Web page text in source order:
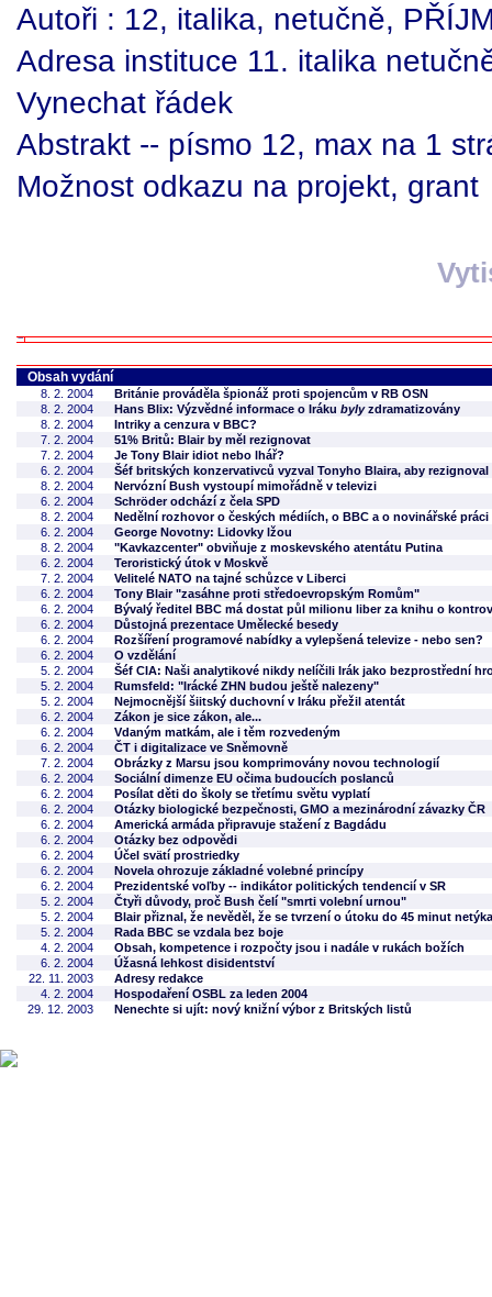
Autoři : 12, italika, netučně,
Adresa instituce 11. italika
Vynechat řádek
Abstrakt -- písmo 12, max na 1
Možnost odkazu na projekt, grant
Obsah vydání
8. 2. 2004
Británie prováděla špionáž proti spojencům v RB OSN
8. 2. 2004
Hans Blix: Výzvědné informace o Iráku bylyzdramatizovány
8. 2. 2004
Intriky a cenzura v BBC?
7. 2. 2004
51% Britů: Blair by měl rezignovat
7. 2. 2004
Je Tony Blair idiot nebo lhář?
6. 2. 2004
Šéf britských konzervativců vyzval Tonyho Blaira, aby rezignoval
8. 2. 2004
Nervózní Bush vystoupí mimořádně v televizi
6. 2. 2004
Schröder odchází z čela SPD
8. 2. 2004
Nedělní rozhovor o českých médiích, o BBC a o novinářské práci
6. 2. 2004
George Novotny: Lidovky lžou
8. 2. 2004
"Kavkazcenter" obviňuje z moskevského atentátu Putina
6. 2. 2004
Teroristický útok v Moskvě
7. 2. 2004
Velitelé NATO na tajné schůzce v Liberci
6. 2. 2004
Tony Blair "zasáhne proti středoevropským Romům"
6. 2. 2004
Bývalý ředitel BBC má dostat půl milionu liber za knihu o
6. 2. 2004
Důstojná prezentace Umělecké besedy
6. 2. 2004
Rozšíření programové nabídky a vylepšená televize - nebo sen?
6. 2. 2004
O vzdělání
5. 2. 2004
Šéf CIA: Naši analytikové nikdy nelíčili Irák jako bezprostřední
5. 2. 2004
Rumsfeld: "Irácké ZHN budou ještě nalezeny"
5. 2. 2004
Nejmocnější šiitský duchovní v Iráku přežil atentát
6. 2. 2004
Zákon je sice zákon, ale...
6. 2. 2004
Vdaným matkám, ale i těm rozvedeným
6. 2. 2004
ČT i digitalizace ve Sněmovně
7. 2. 2004
Obrázky z Marsu jsou komprimovány novou technologií
6. 2. 2004
Sociální dimenze EU očima budoucích poslanců
6. 2. 2004
Posílat děti do školy se třetímu světu vyplatí
6. 2. 2004
Otázky biologické bezpečnosti, GMO a mezinárodní závazky ČR
6. 2. 2004
Americká armáda připravuje stažení z Bagdádu
6. 2. 2004
Otázky bez odpovědi
6. 2. 2004
Účel svätí prostriedky
6. 2. 2004
Novela ohrozuje základné volebné princípy
6. 2. 2004
Prezidentské voľby -- indikátor politických tendencií v SR
5. 2. 2004
Čtyři důvody, proč Bush čelí "smrti volební urnou"
5. 2. 2004
Blair přiznal, že nevěděl, že se tvrzení o útoku do 45 minut
5. 2. 2004
Rada BBC se vzdala bez boje
4. 2. 2004
Obsah, kompetence i rozpočty jsou i nadále v rukách božích
6. 2. 2004
Úžasná lehkost disidentství
22. 11. 2003
Adresy redakce
4. 2. 2004
Hospodaření OSBL za leden 2004
29. 12. 2003
Nenechte si ujít: nový knižní výbor z Britských listů